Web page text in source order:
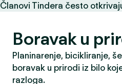
Članovi Tindera često
Boravak u
Planinarenje, bicikliranje,
boravak u prirodi iz bilo
razloga.